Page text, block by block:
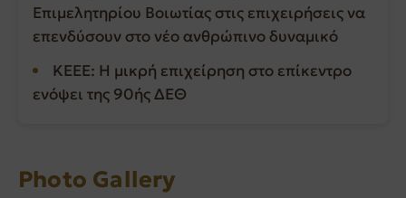
Επιμελητηρίου Βοιωτίας στις επιχειρήσεις να
επενδύσουν στο νέο ανθρώπινο δυναμικό
ΚΕΕΕ: Η μικρή επιχείρηση στο επίκεντρο
ενόψει της 90ής ΔΕΘ
Photo Gallery